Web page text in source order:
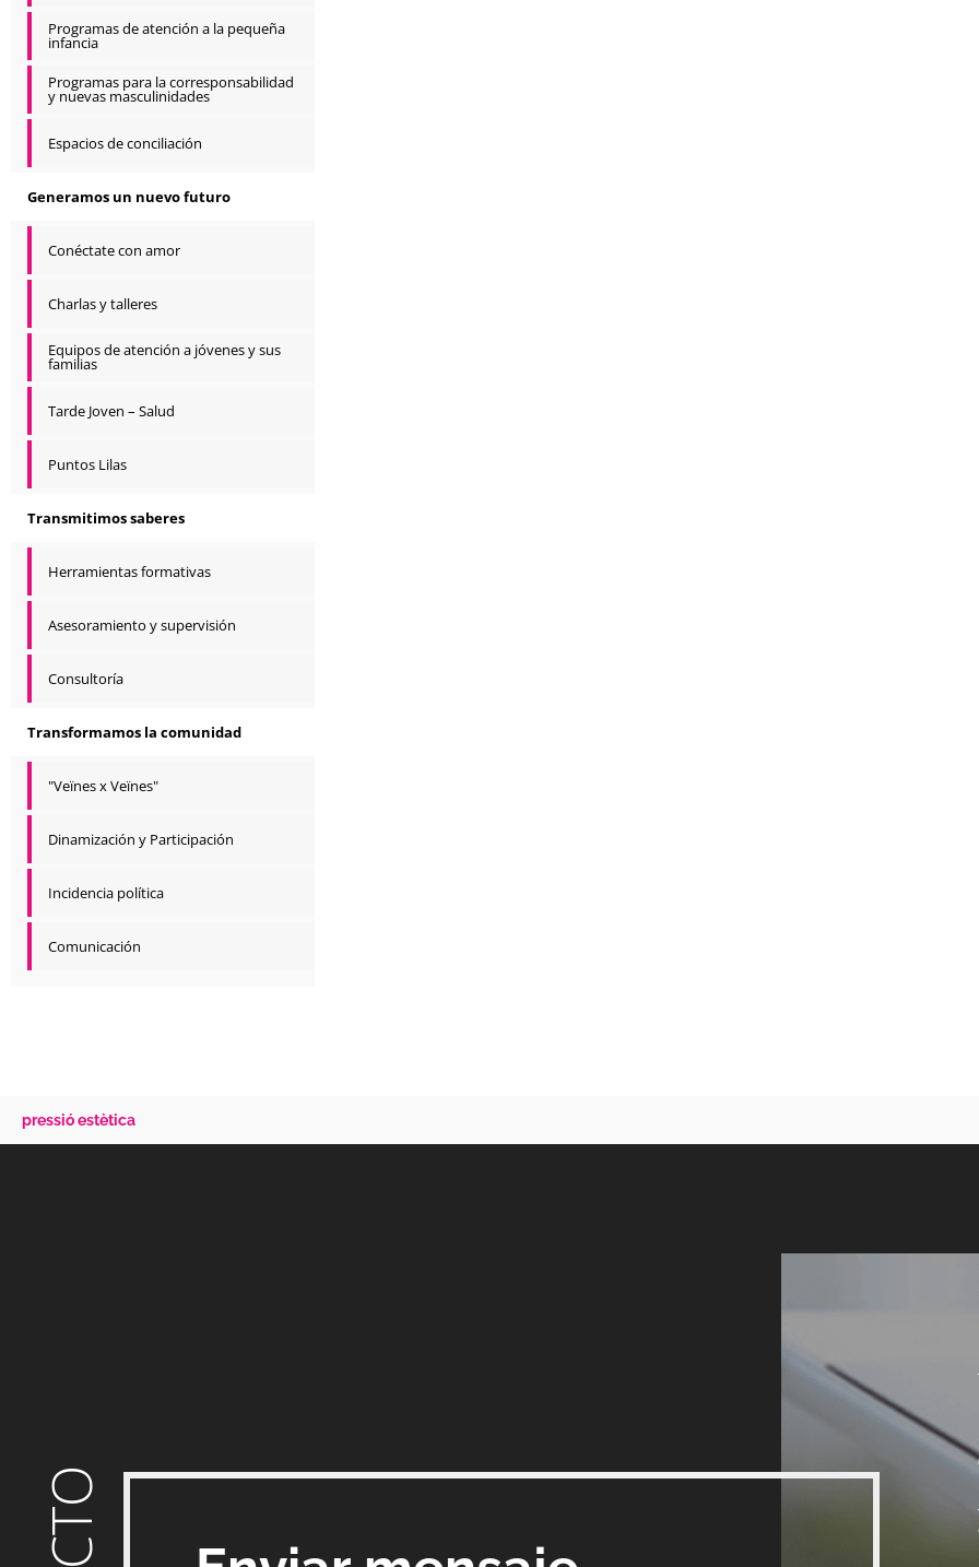
Programas de atención a la pequeña
infancia
Programas para la corresponsabilidad
y nuevas masculinidades
Espacios de conciliación
Generamos un nuevo futuro
Conéctate con amor
Charlas y talleres
Equipos de atención a jóvenes y sus
familias
Tarde Joven – Salud
Puntos Lilas
Transmitimos saberes
Herramientas formativas
Asesoramiento y supervisión
Consultoría
Transformamos la comunidad
"Veïnes x Veïnes"
Dinamización y Participación
Incidencia política
Comunicación
pressió estètica